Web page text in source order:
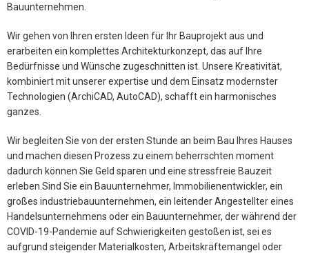
Bauunternehmen.
Wir gehen von Ihren ersten Ideen für Ihr Bauprojekt aus und
erarbeiten ein komplettes Architekturkonzept, das auf Ihre
Bedürfnisse und Wünsche zugeschnitten ist. Unsere Kreativität,
kombiniert mit unserer expertise und dem Einsatz modernster
Technologien (ArchiCAD, AutoCAD), schafft ein harmonisches
ganzes.
Wir begleiten Sie von der ersten Stunde an beim Bau Ihres Hauses
und machen diesen Prozess zu einem beherrschten moment
dadurch können Sie Geld sparen und eine stressfreie Bauzeit
erleben.Sind Sie ein Bauunternehmer, Immobilienentwickler, ein
großes industriebauunternehmen, ein leitender Angestellter eines
Handelsunternehmens oder ein Bauunternehmer, der während der
COVID-19-Pandemie auf Schwierigkeiten gestoßen ist, sei es
aufgrund steigender Materialkosten, Arbeitskräftemangel oder